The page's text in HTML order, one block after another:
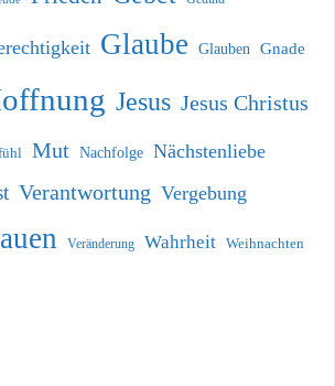
Glaube Glauben Gnade
Jesus Jesus Christus
Mut Nachfolge Nächstenliebe
Verantwortung Vergebung
Veränderung Wahrheit Weihnachten